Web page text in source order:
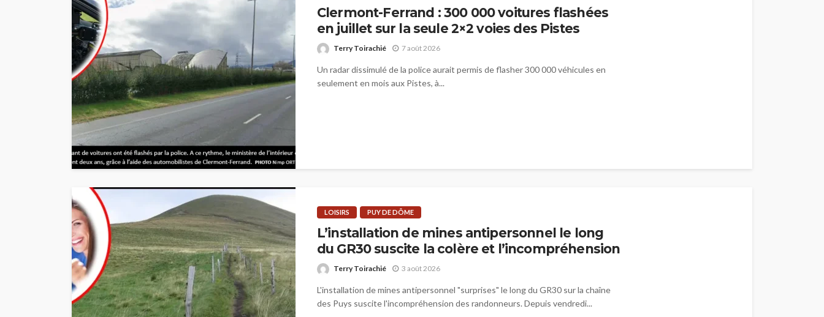
Clermont-Ferrand : 300 000 voitures flashées
en juillet sur la seule 2×2 voies des Pistes
Terry Toirachié 7 août 2026
Un radar dissimulé de la police aurait permis de flasher 300 000 véhicules en
seulement en mois aux Pistes, à...
LOISIRS PUY DE DÔME
L’installation de mines antipersonnel le long
du GR30 suscite la colère et l’incompréhension
Terry Toirachié 3 août 2026
L'installation de mines antipersonnel "surprises" le long du GR30 sur la chaîne
des Puys suscite l'incompréhension des randonneurs. Depuis vendredi...